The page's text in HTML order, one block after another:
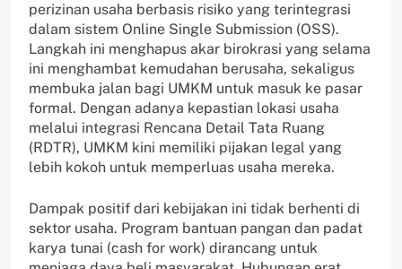
perizinan usaha berbasis risiko yang terintegrasi
dalam sistem Online Single Submission (OSS).
Langkah ini menghapus akar birokrasi yang selama
ini menghambat kemudahan berusaha, sekaligus
membuka jalan bagi UMKM untuk masuk ke pasar
formal. Dengan adanya kepastian lokasi usaha
melalui integrasi Rencana Detail Tata Ruang
(RDTR), UMKM kini memiliki pijakan legal yang
lebih kokoh untuk memperluas usaha mereka.
Dampak positif dari kebijakan ini tidak berhenti di
sektor usaha. Program bantuan pangan dan padat
karya tunai (cash for work) dirancang untuk